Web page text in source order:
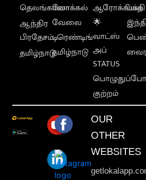
தெலங்கானா
ஆந்திர
பிரதேசம்
தமிழ்நாடு
லோக்கல்
வேலை
டிரெண்டிங்
தமிழ்நாடு
ஆரோக்கியம்
🌟
வாட்ஸ்
அப்
STATUS
குற்றம்
பக்தி
OUR
OTHER
WEBSITES